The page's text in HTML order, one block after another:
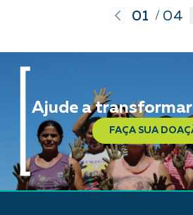
01 / 04
Ajude a
FAÇA SUA